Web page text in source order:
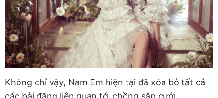
Không chỉ vậy, Nam Em hiện tại đã xóa bỏ tất cả
các bài đăng liên quan tới chồng sắp cưới.